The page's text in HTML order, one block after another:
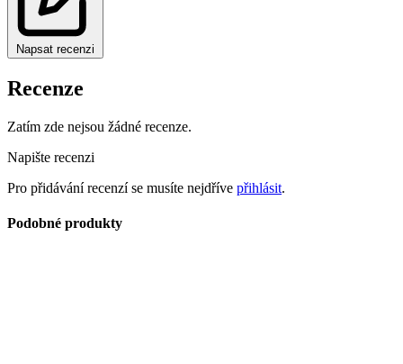
Napsat recenzi
Recenze
Zatím zde nejsou žádné recenze.
Napište recenzi
Pro přidávání recenzí se musíte nejdříve přihlásit.
Podobné produkty